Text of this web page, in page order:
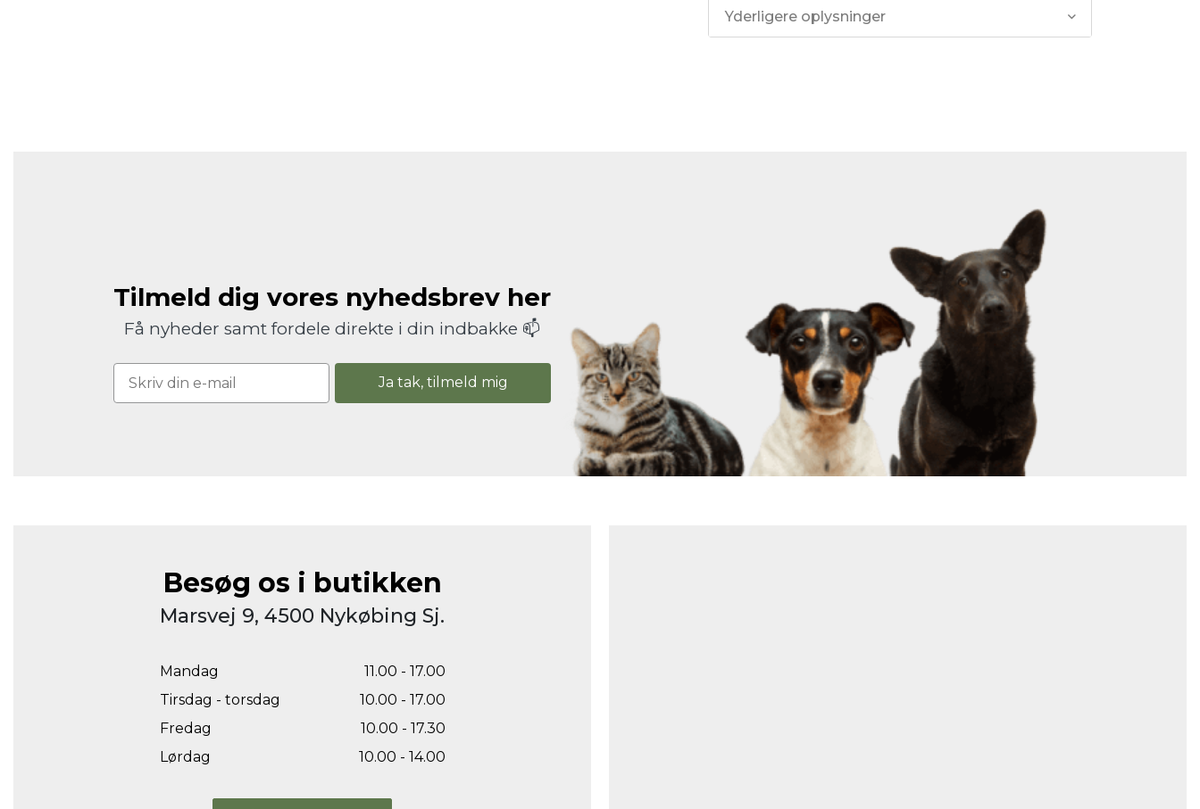
Yderligere oplysninger
Tilmeld dig vores nyhedsbrev her
Få nyheder samt fordele direkte i din indbakke 📫
Ja tak, tilmeld mig
Besøg os i butikken
Marsvej 9, 4500 Nykøbing Sj.
Mandag
11.00 - 17.00
Tirsdag - torsdag
10.00 - 17.00
Fredag
10.00 - 17.30
Lørdag
10.00 - 14.00